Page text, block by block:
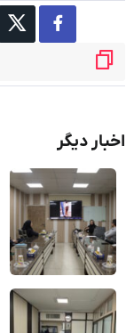
اخبار دیگر